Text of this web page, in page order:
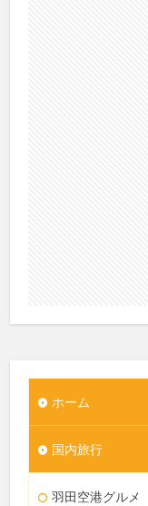
ホーム
国内旅行
羽田空港グルメ